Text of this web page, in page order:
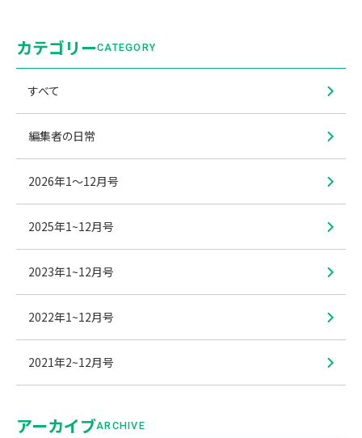
カテゴリーCATEGORY
すべて
編集者の日常
2026年1〜12月号
2025年1~12月号
2023年1~12月号
2022年1~12月号
2021年2~12月号
アーカイブARCHIVE